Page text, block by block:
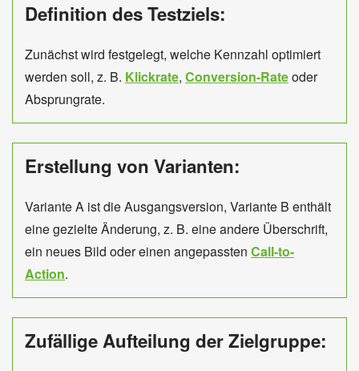
Definition des Testziels:
Zunächst wird festgelegt, welche Kennzahl optimiert
werden soll, z. B. Klickrate, Conversion-Rateoder
Absprungrate.
Erstellung von Varianten:
Variante A ist die Ausgangsversion, Variante B enthält
eine gezielte Änderung, z. B. eine andere Überschrift,
ein neues Bild oder einen angepassten Call-to-
Action.
Zufällige Aufteilung der Zielgruppe: